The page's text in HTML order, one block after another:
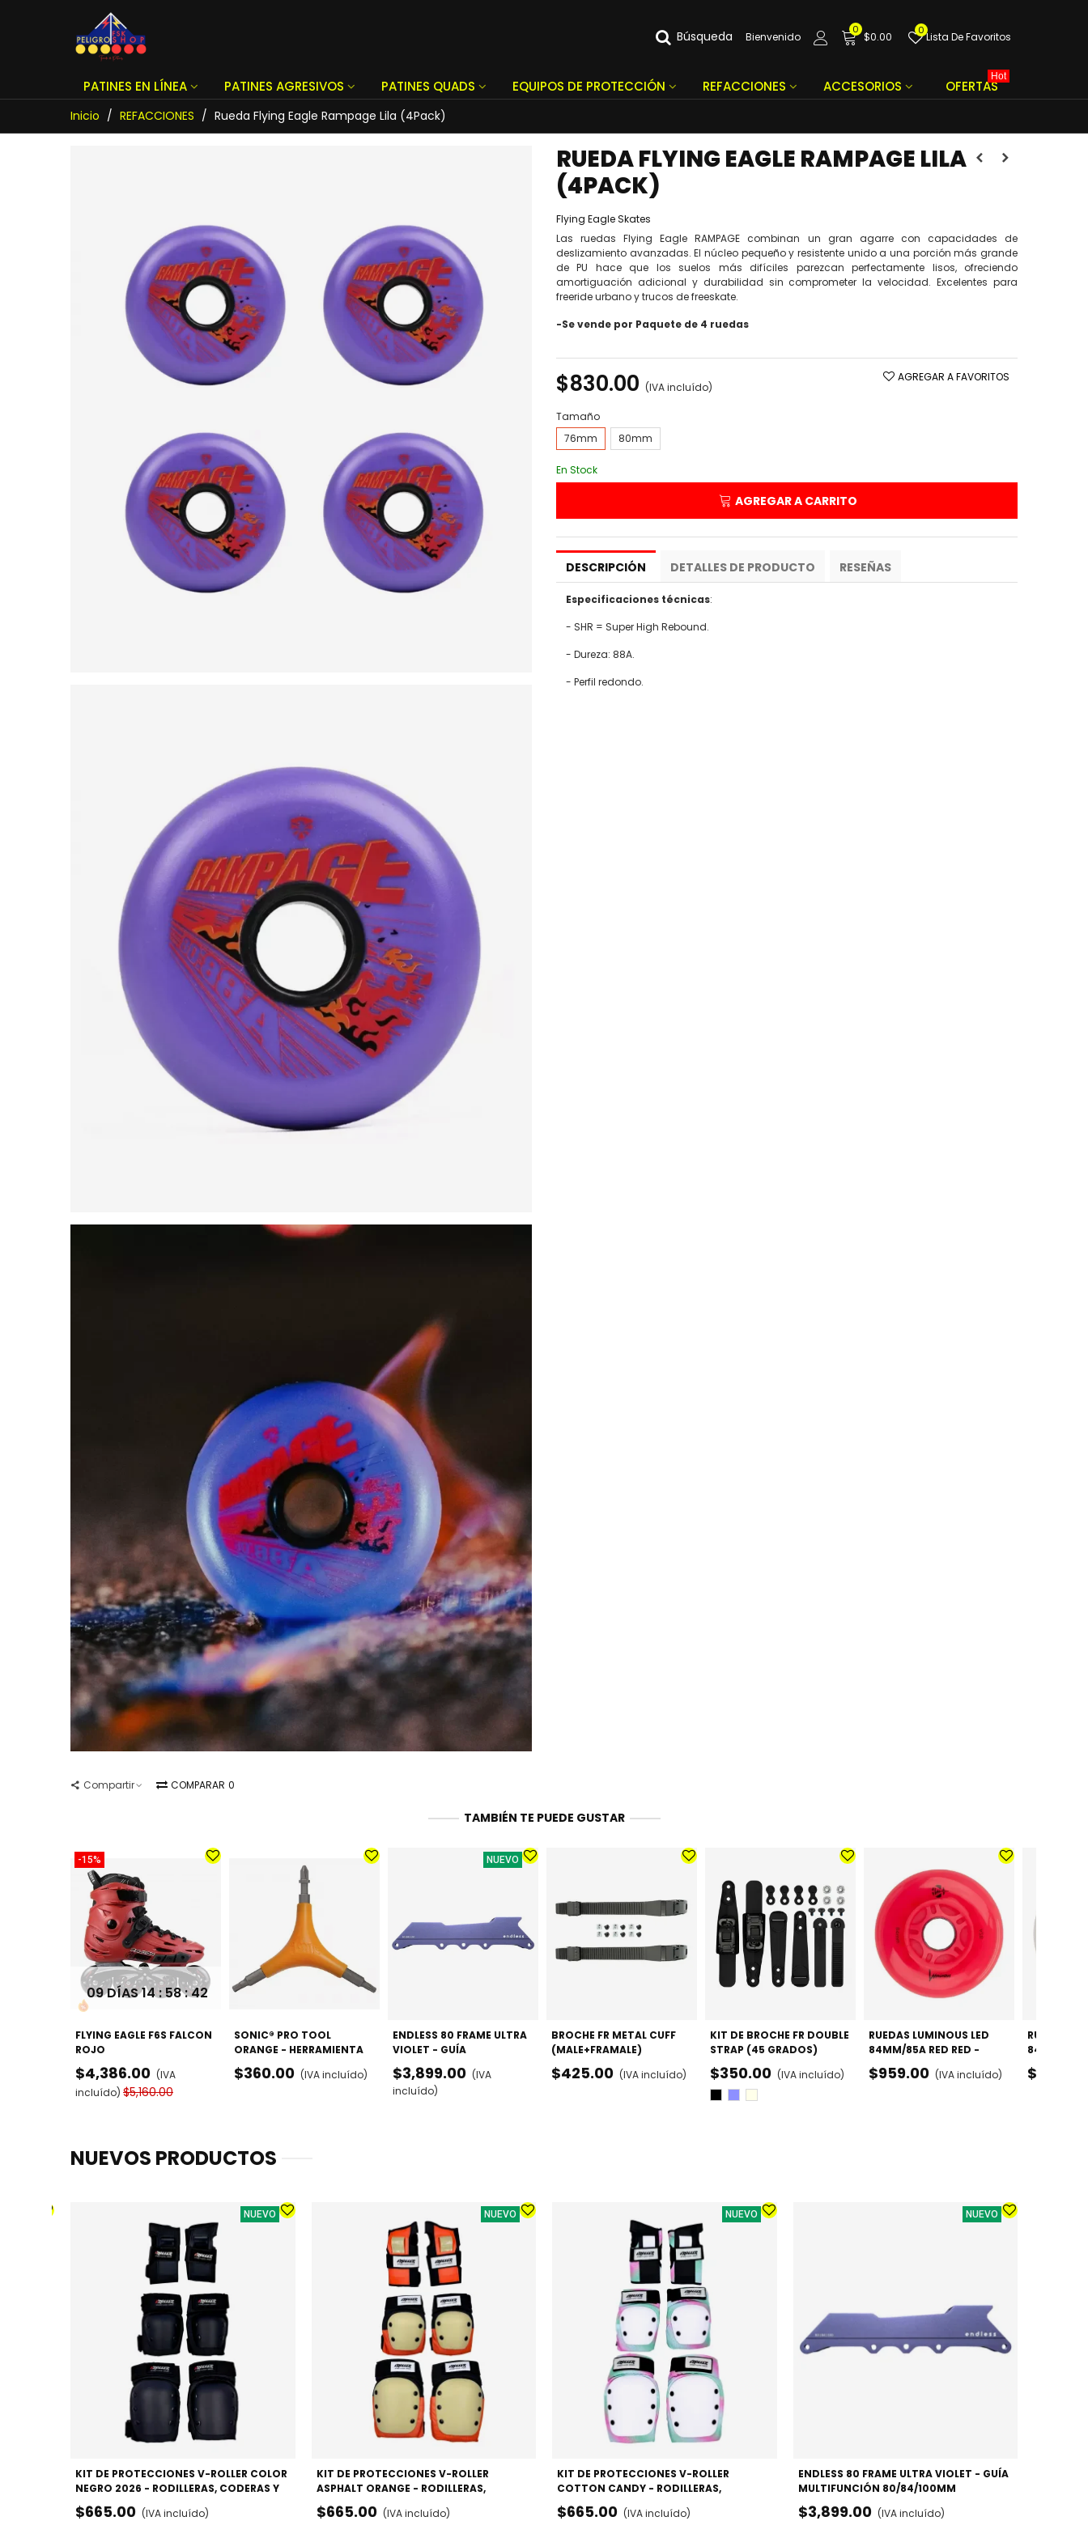
Búsqueda Bienvenido
0
$0.00
0
Lista De Favoritos
PATINES EN LÍNEA PATINES AGRESIVOS PATINES QUADS EQUIPOS DE PROTECCIÓN REFACCIONES ACCESORIOS OFERTAS
Hot
Inicio / REFACCIONES / Rueda Flying Eagle Rampage Lila (4Pack)
Compartir COMPARAR 0
RUEDA FLYING EAGLE RAMPAGE LILA
(4PACK)
Flying Eagle Skates
Las ruedas Flying Eagle RAMPAGE combinan un gran agarre con capacidades de
deslizamiento avanzadas. El núcleo pequeño y resistente unido a una porción más grande
de PU hace que los suelos más difíciles parezcan perfectamente lisos, ofreciendo
amortiguación adicional y durabilidad sin comprometer la velocidad. Excelentes para
freeride urbano y trucos de freeskate.
-Se vende por Paquete de 4 ruedas
$830.00 (IVA incluído)
AGREGAR A FAVORITOS
Tamaño
76mm
80mm
En Stock
AGREGAR A CARRITO
DESCRIPCIÓN DETALLES DE PRODUCTO RESEÑAS
Especificaciones técnicas:
- SHR = Super High Rebound.
- Dureza: 88A.
- Perfil redondo.
TAMBIÉN TE PUEDE GUSTAR
-15%
09 DÍAS14 : 58 : 41
FLYING EAGLE F6S FALCON
ROJO
$4,386.00 (IVA
incluído) $5,160.00
SONIC® PRO TOOL
ORANGE - HERRAMIENTA
PARA PATINES
$360.00 (IVA incluído)
NUEVO
ENDLESS 80 FRAME ULTRA
VIOLET - GUÍA
MULTIFUNCIÓN
80/84/100MM
$3,899.00 (IVA
incluído)
BROCHE FR METAL CUFF
(MALE+FRAMALE)
$425.00 (IVA incluído)
KIT DE BROCHE FR DOUBLE
STRAP (45 GRADOS)
$350.00 (IVA incluído)
RUEDAS LUMINOUS LED
84MM/85A RED RED -
PACK X4
$959.00 (IVA incluído)
RUEDAS
84MM/85A
PACK X4
$959.00
NUEVOS PRODUCTOS
NUEVO
KIT DE PROTECCIONES V-ROLLER COLOR
NEGRO 2026 - RODILLERAS, CODERAS Y
MUÑEQUERAS
$665.00 (IVA incluído)
NUEVO
KIT DE PROTECCIONES V-ROLLER
ASPHALT ORANGE - RODILLERAS,
CODERAS Y MUÑEQUERAS
$665.00 (IVA incluído)
NUEVO
KIT DE PROTECCIONES V-ROLLER
COTTON CANDY - RODILLERAS,
CODERAS Y MUÑEQUERAS
$665.00 (IVA incluído)
NUEVO
ENDLESS 80 FRAME ULTRA VIOLET - GUÍA
MULTIFUNCIÓN 80/84/100MM
$3,899.00 (IVA incluído)